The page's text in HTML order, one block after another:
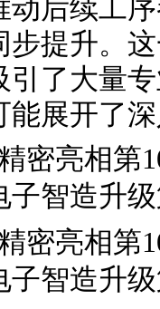
动后续工
步提升。
引了大量
展开了深